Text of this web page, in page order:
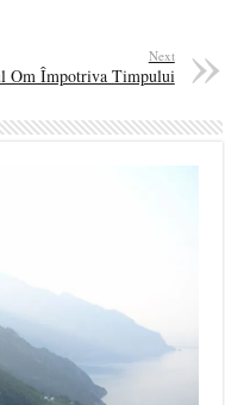
Next
Om Împotriva Timpului